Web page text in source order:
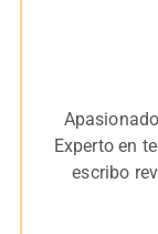
Experto en
escribo